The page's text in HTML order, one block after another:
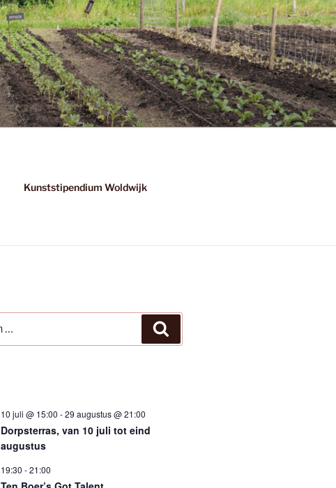
Kunststipendium Woldwijk
10 juli @ 15:00 -29 augustus @ 21:00
Dorpsterras, van 10 juli tot eind
augustus
19:30 -21:00